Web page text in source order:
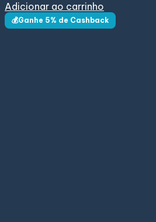
Adicionar ao carrinho
💰Ganhe 5% de Cashback